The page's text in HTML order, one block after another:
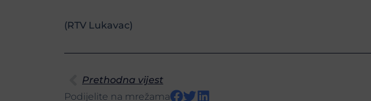
(RTV Lukavac)
Prethodna vijest
Podijelite na mrežama